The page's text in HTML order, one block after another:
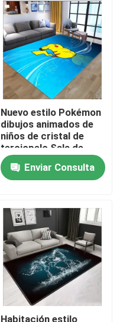
Nuevo estilo Pokémon
dibujos animados de
niños de cristal de
terciopelo Sala de
estar, dormitorio sala
de estar Alfombras de
suelo
Enviar Consulta
Habitación estilo